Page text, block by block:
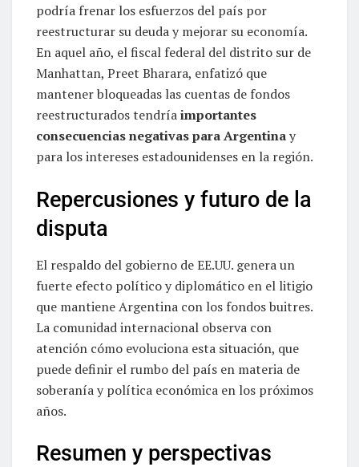
podría frenar los esfuerzos del país por
reestructurar su deuda y mejorar su economía.
En aquel año, el fiscal federal del distrito sur de
Manhattan, Preet Bharara, enfatizó que
mantener bloqueadas las cuentas de fondos
reestructurados tendríaimportantes
consecuencias negativas para Argentinay
para los intereses estadounidenses en la región.
Repercusiones y futuro de la
disputa
El respaldo del gobierno de EE.UU. genera un
fuerte efecto político y diplomático en el litigio
que mantiene Argentina con los fondos buitres.
La comunidad internacional observa con
atención cómo evoluciona esta situación, que
puede definir el rumbo del país en materia de
soberanía y política económica en los próximos
años.
Resumen y perspectivas